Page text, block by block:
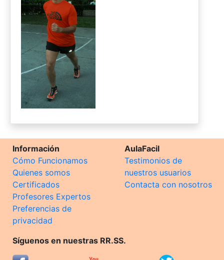
Información
Cómo Funcionamos
Quienes somos
Certificados
Profesores Expertos
Preferencias de
privacidad
AulaFacil
Testimonios de
nuestros usuarios
Contacta con nosotros
Síguenos en nuestras RR.SS.